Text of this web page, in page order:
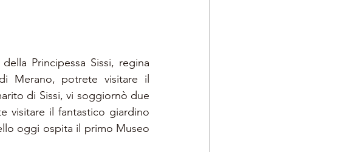
Principessa Sissi, regina
Merano, potrete visitare il
di Sissi, vi soggiornò due
visitare il fantastico giardino
oggi ospita il primo Museo